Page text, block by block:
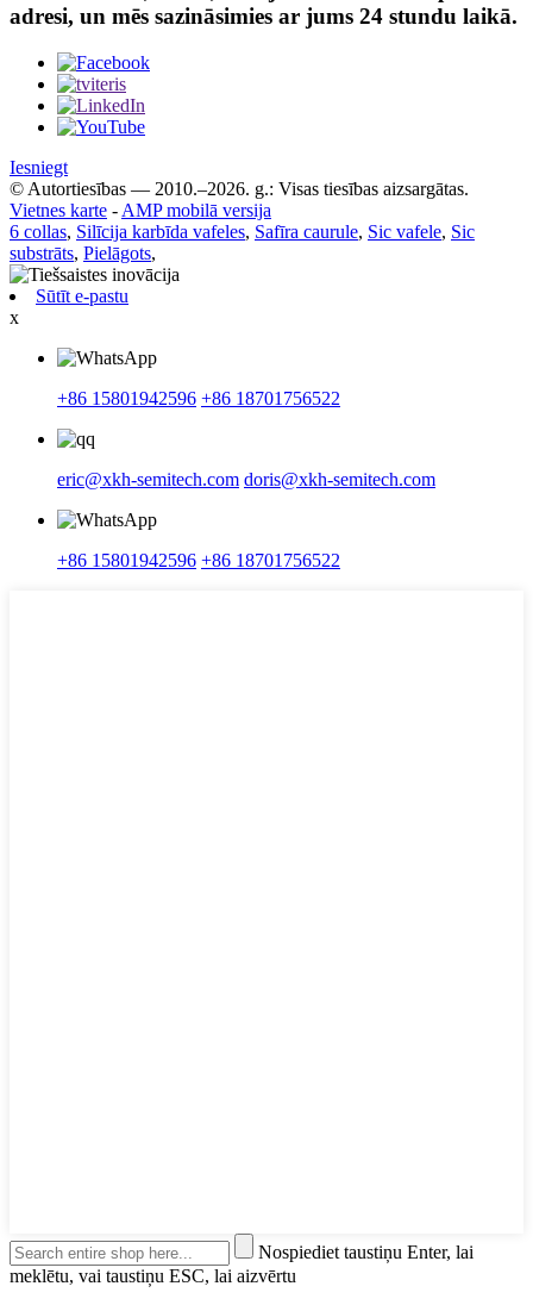
adresi, un mēs sazināsimies ar jums 24 stundu laikā.
Iesniegt
© Autortiesības — 2010.–2026. g.: Visas tiesības aizsargātas.
Vietnes karte - AMP mobilā versija
6 collas, Silīcija karbīda vafeles, Safīra caurule, Sic vafele, Sic
substrāts, Pielāgots,
Sūtīt e-pastu
x
+86 15801942596 +86 18701756522
eric@xkh-semitech.com doris@xkh-semitech.com
+86 15801942596 +86 18701756522
Nospiediet taustiņu Enter, lai
meklētu, vai taustiņu ESC, lai aizvērtu